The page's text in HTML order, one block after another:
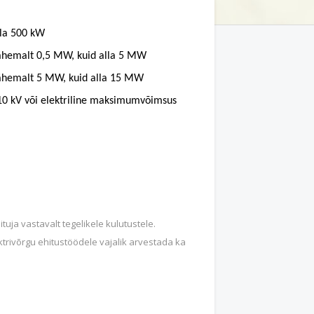
500 kW
0,5 MW, kuid alla 5 MW
5 MW, kuid alla 15 MW
kV või elektriline maksimumvõimsus
vastavalt tegelikele kulutustele.
ehitustöödele vajalik arvestada ka